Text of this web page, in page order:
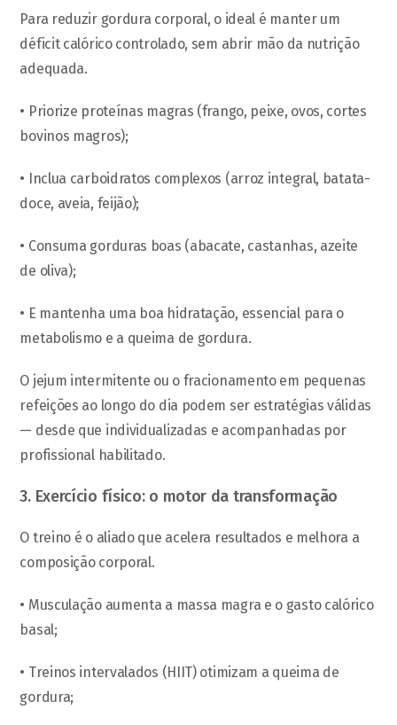
Para reduzir gordura corporal, o ideal é manter um
déficit calórico controlado, sem abrir mão da nutrição
adequada.
• Priorize proteínas magras (frango, peixe, ovos, cortes
bovinos magros);
• Inclua carboidratos complexos (arroz integral, batata-
doce, aveia, feijão);
• Consuma gorduras boas (abacate, castanhas, azeite
de oliva);
• E mantenha uma boa hidratação, essencial para o
metabolismo e a queima de gordura.
O jejum intermitente ou o fracionamento em pequenas
refeições ao longo do dia podem ser estratégias válidas
— desde que individualizadas e acompanhadas por
profissional habilitado.
3. Exercício físico: o motor da transformação
O treino é o aliado que acelera resultados e melhora a
composição corporal.
• Musculação aumenta a massa magra e o gasto calórico
basal;
• Treinos intervalados (HIIT) otimizam a queima de
gordura;